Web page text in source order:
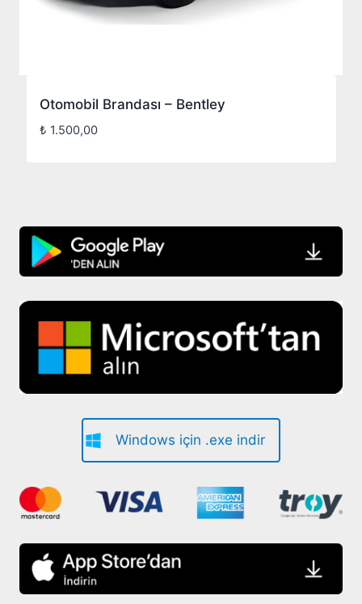
Otomobil Brandası – Bentley
₺ 1.500,00
Windows için .exe indir